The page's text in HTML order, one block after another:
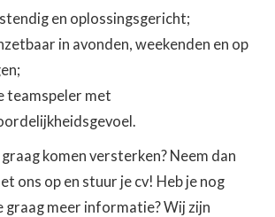
en oplossingsgericht;
in avonden, weekenden en op
teamspeler met
komen versterken? Neem dan
ons op en stuur je cv! Heb je nog
graag meer informatie? Wij zijn